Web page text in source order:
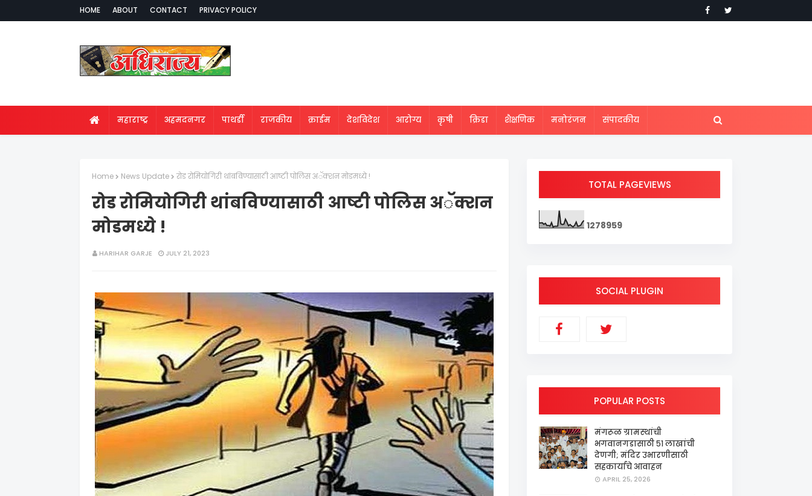
HOME ABOUT CONTACT PRIVACY POLICY
महाराष्ट्र अहमदनगर पाथर्डी राजकीय क्राईम देशविदेश आरोग्य कृषी क्रिडा शैक्षणिक मनोरंजन संपादकीय
Home News Update रोड रोमियोगिरी थांबविण्यासाठी आष्टी पोलिस अॅक्शन मोडमध्ये !
रोड रोमियोगिरी थांबविण्यासाठी आष्टी पोलिस अॅक्शन
मोडमध्ये !
HARIHAR GARJE JULY 21, 2023
TOTAL PAGEVIEWS
1278959
SOCIAL PLUGIN
POPULAR POSTS
मंगरूळ ग्रामस्थांची
भगवानगडासाठी ५१ लाखांची
देणगी; मंदिर उभारणीसाठी
सहकार्याचे आवाहन
APRIL 25, 2026